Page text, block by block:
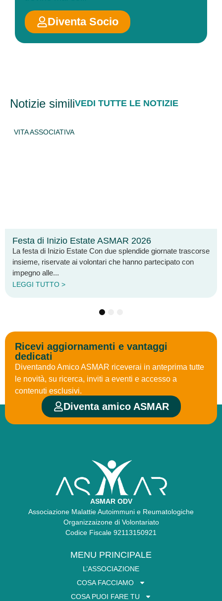
Diventa Socio
Notizie similiVEDI TUTTE LE NOTIZIE
di Inizio Estate ASMAR 2026
di Inizio Estate Con due splendide giornate trascorse
riservate ai volontari che hanno partecipato con
alle...
TUTTO >
È
Ricevi aggiornamenti e vantaggi
dedicati
Diventando Amico ASMAR riceverai in anteprima tutte
le novità, su ricerca, inviti a eventi e accesso a
contenuti esclusivi.
Diventa amico ASMAR
ASMAR ODV
Associazione Malattie Autoimmuni e Reumatologiche
Organizzaizone di Volontariato
Codice Fiscale 92113150921
MENU PRINCIPALE
L’ASSOCIAZIONE
COSA FACCIAMO
COSA PUOI FARE TU